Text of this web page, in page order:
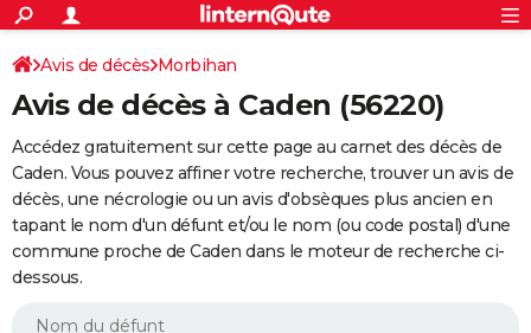
ACTUALITÉS
Politique
Société
Faits Divers
Education
Monde
Villes
+
SPORT
Coupe du monde 2026
Football
Tennis
Cyclisme
Rugby
Forum
Programme TV
TNT
Streaming
Cinéma
Sorties cinéma
Musique
+
FINANCE
Retraite
Epargne
Immobilier
Risques naturels par ville
Assurance
AUTO
Essais
Réserver un essai
Citadines
Berlines
SUV
Forum auto
+
HIGH-TECH
BRICOLAGE
Avis de décès Morbihan
Avis de décès à Caden (56220)
Accédez gratuitement sur cette page au carnet des décès de
Caden. Vous pouvez affiner votre recherche, trouver un avis de
décès, une nécrologie ou un avis d'obsèques plus ancien en
tapant le nom d'un défunt et/ou le nom (ou code postal) d'une
commune proche de Caden dans le moteur de recherche ci-
dessous.